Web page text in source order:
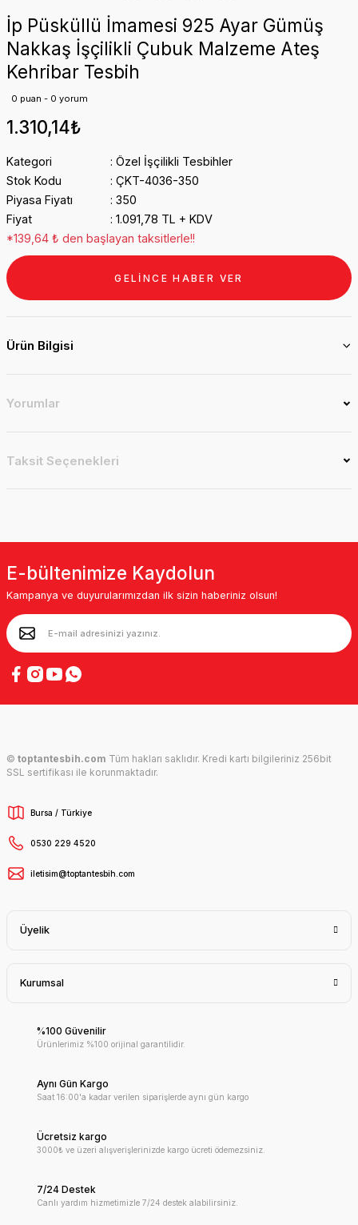
İp Püsküllü İmamesi 925 Ayar Gümüş
Nakkaş İşçilikli Çubuk Malzeme Ateş
Kehribar Tesbih
0 puan - 0 yorum
1.310,14₺
Kategori
Özel İşçilikli Tesbihler
Stok Kodu
ÇKT-4036-350
Piyasa Fiyatı
350
Fiyat
1.091,78 TL + KDV
*139,64 ₺ den başlayan taksitlerle!!
GELİNCE HABER VER
Ürün Bilgisi
Yorumlar
Taksit Seçenekleri
E-bültenimize Kaydolun
Kampanya ve duyurularımızdan ilk sizin haberiniz olsun!
© toptantesbih.com Tüm hakları saklıdır. Kredi kartı bilgileriniz 256bit
SSL sertifikası ile korunmaktadır.
Bursa / Türkiye
0530 229 4520
iletisim@toptantesbih.com
Üyelik
Kurumsal
%100 Güvenilir
Ürünlerimiz %100 orijinal garantilidir.
Aynı Gün Kargo
Saat 16:00'a kadar verilen siparişlerde aynı gün kargo
Ücretsiz kargo
3000₺ ve üzeri alışverişlerinizde kargo ücreti ödemezsiniz.
7/24 Destek
Canlı yardım hizmetimizle 7/24 destek alabilirsiniz.